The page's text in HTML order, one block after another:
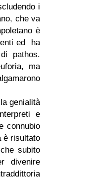
i
che va
è
ed ha
pathos.
ma
genialità
e
connubio
è risultato
subito
divenire